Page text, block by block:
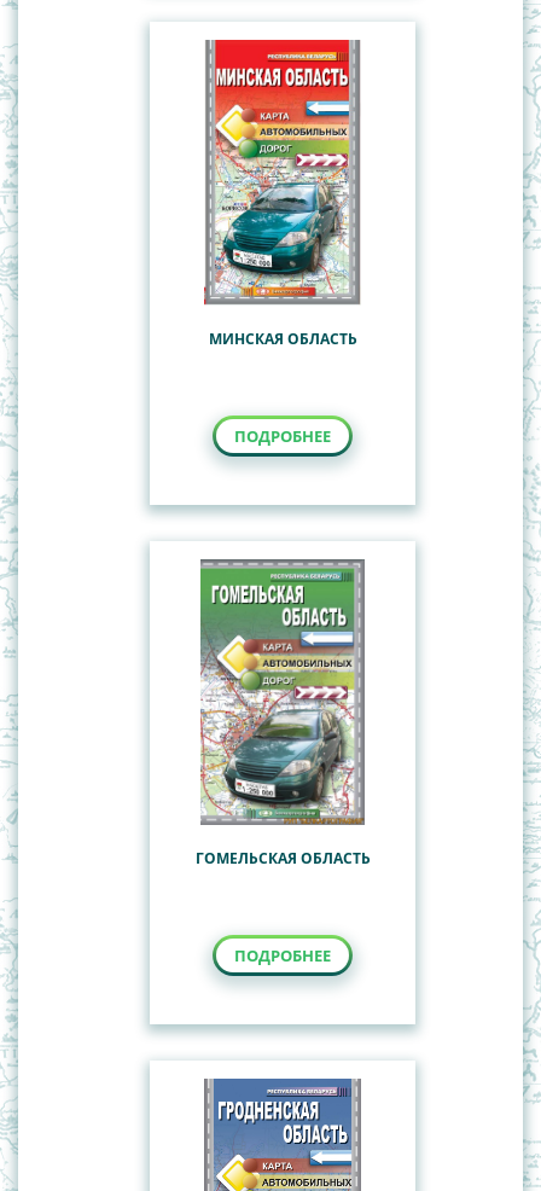
МИНСКАЯ ОБЛАСТЬ
ПОДРОБНЕЕ
ГОМЕЛЬСКАЯ ОБЛАСТЬ
ПОДРОБНЕЕ